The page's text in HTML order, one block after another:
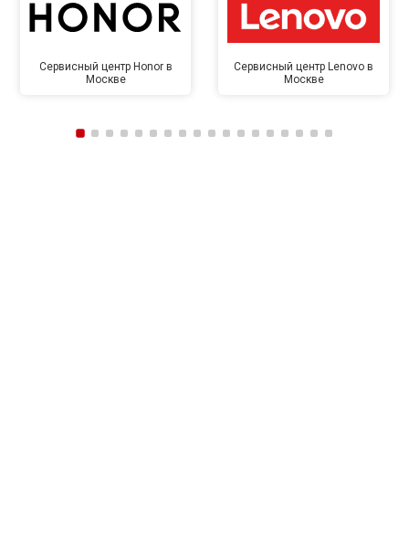
Сервисный центр Honor в
Москве
Сервисный центр Lenovo в
Москве